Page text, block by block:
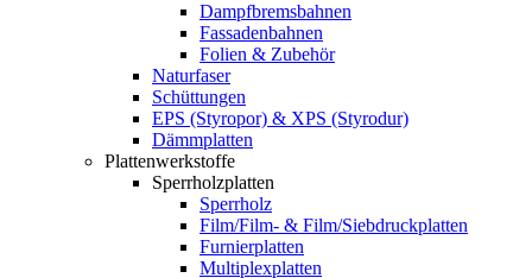
Dampfbremsbahnen
Fassadenbahnen
Folien & Zubehör
Naturfaser
Schüttungen
EPS (Styropor) & XPS (Styrodur)
Dämmplatten
Plattenwerkstoffe
Sperrholzplatten
Sperrholz
Film/Film- & Film/Siebdruckplatten
Furnierplatten
Multiplexplatten